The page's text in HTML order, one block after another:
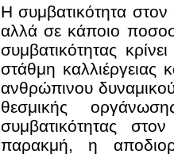
Η συμβατικότητα στον
αλλά σε κάποιο
συμβατικότητας
στάθμη καλλιέργειας
ανθρώπινου
θεσμικής
συμβατικότητας
παρακμή, η